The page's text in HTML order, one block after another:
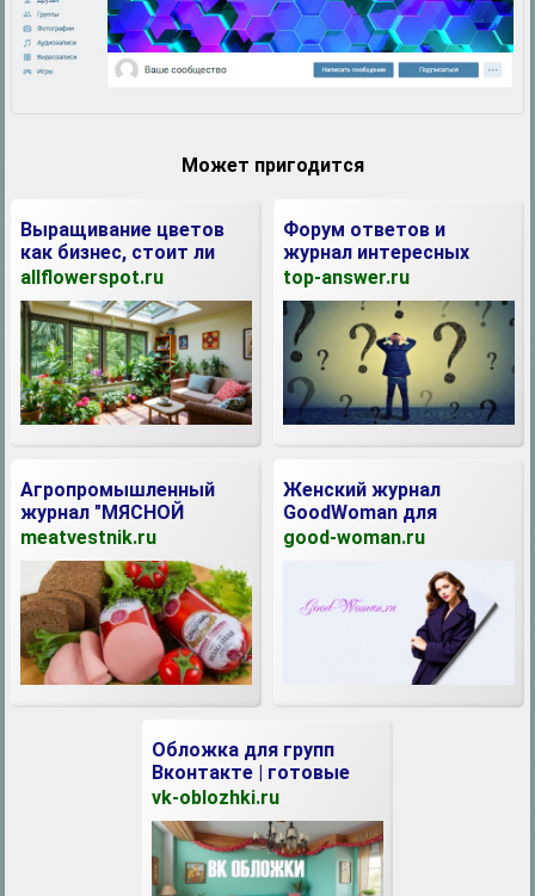
Может пригодится
Выращивание цветов
как бизнес, стоит ли
начинать?
allflowerspot.ru
Форум ответов и
журнал интересных
публикаций!
top-answer.ru
Агропромышленный
журнал "МЯСНОЙ
ВЕСТНИК"
meatvestnik.ru
Женский журнал
GoodWoman для
женщин и девушек.
good-woman.ru
Обложка для групп
Вконтакте | готовые
обложки онлайн
vk-oblozhki.ru